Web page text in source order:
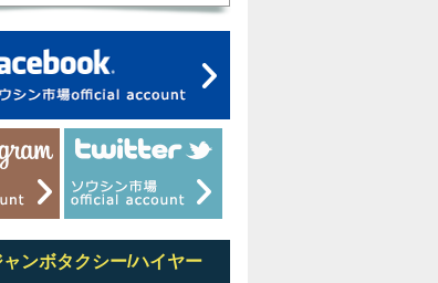
ンボタクシー/ハイヤー